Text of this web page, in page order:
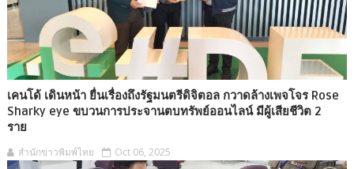
เคนโด้ เดินหน้า ยื่นเรื่องถึงรัฐมนตรีดิจิตอล กวาดล้างเพจโจร Rose
Sharky eye ขบวนการประจานตบทรัพย์ออนไลน์ มีผู้เสียชีวิต 2
ราย
สำนักข่าวพิมพ์ไทย Oct 06, 2025